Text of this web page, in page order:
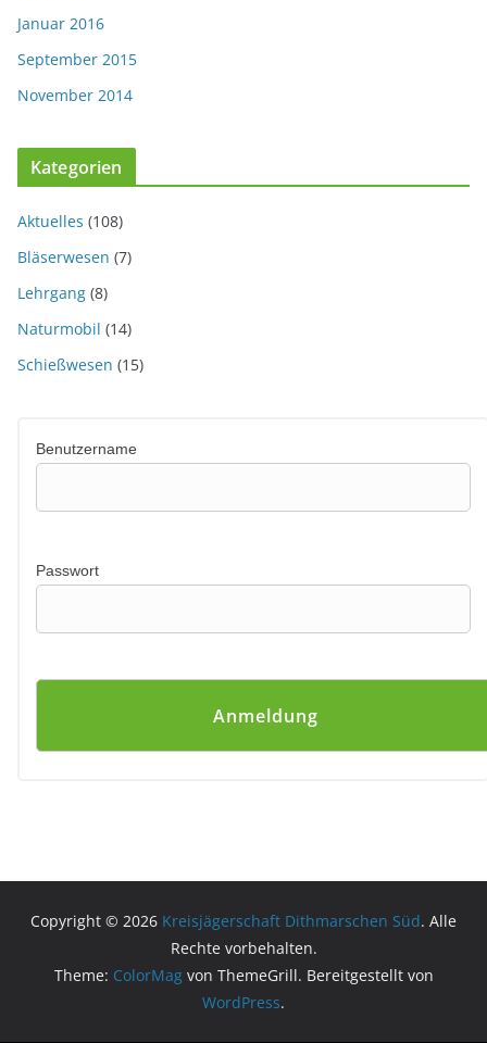
Januar 2016
September 2015
November 2014
Kategorien
Aktuelles (108)
Bläserwesen (7)
Lehrgang (8)
Naturmobil (14)
Schießwesen (15)
Benutzername
Passwort
Copyright © 2026 Kreisjägerschaft Dithmarschen Süd. Alle
Rechte vorbehalten.
Theme: ColorMagvon ThemeGrill. Bereitgestellt von
WordPress.